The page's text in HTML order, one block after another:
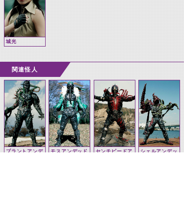
城光
関連怪人
プラントアンデ
モスアンデッド
センチピードア
シェルアンデッ